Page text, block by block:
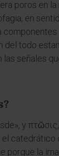
poros en
en
del todo
señales
y
porque la